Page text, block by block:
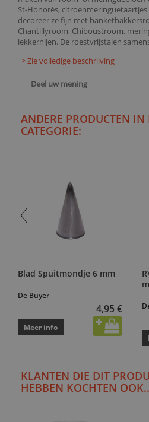
St-Honorés,
decoreer ze fijn met
Chantillyroom, Chiboustroom,
lekkernijen. De roestvrijstalen
> Zie volledige beschrijving
Deel uw mening
ANDERE PRODUCTEN IN
CATEGORIE:
Blad Spuitmondje 6 mm
De Buyer
4,95 €
Meer info
KLANTEN DIE DIT
HEBBEN KOCHTEN